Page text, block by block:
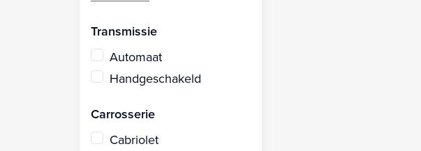
Transmissie
Automaat
Handgeschakeld
Carrosserie
Cabriolet